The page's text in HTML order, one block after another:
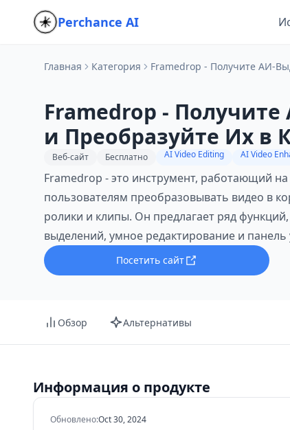
Perchance AI
Главная Категория Framedrop - Получите АИ-
Framedrop -
и Преобразуйте Их в
Веб-сайт Бесплатно AI Video Editing AI Video
Framedrop - это инструмент, работающий
пользователям преобразовывать видео в
ролики и клипы. Он предлагает ряд
выделений, умное редактирование и
Посетить сайт
Обзор Альтернативы
Информация о продукте
Обновлено:Oct 30, 2024